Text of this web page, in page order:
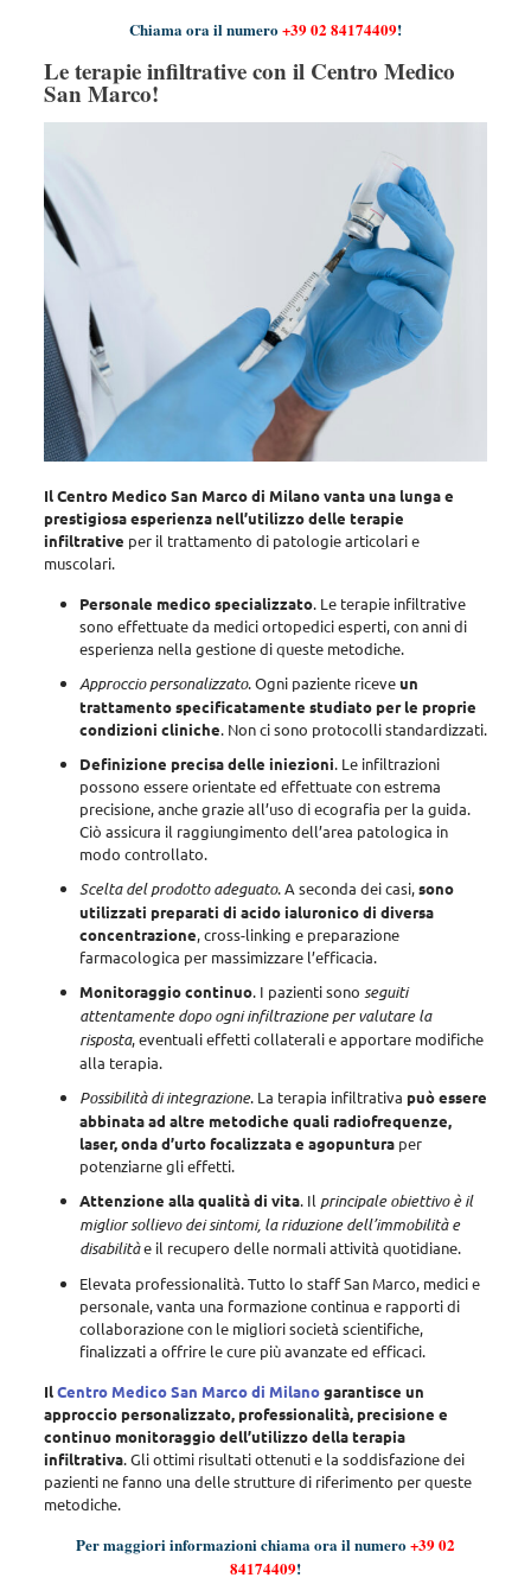
Chiama ora il numero+39 02 84174409!
Le terapie infiltrative con il Centro Medico
San Marco!
Il Centro Medico San Marco di Milano vanta una lunga e
prestigiosa esperienza nell’utilizzo delle terapie
infiltrative per il trattamento di patologie articolari e
muscolari.
Personale medico specializzato. Le terapie infiltrative
sono effettuate da medici ortopedici esperti, con anni di
esperienza nella gestione di queste metodiche.
Approccio personalizzato. Ogni paziente riceveun
trattamento specificatamente studiato per le proprie
condizioni cliniche. Non ci sono protocolli standardizzati.
Definizione precisa delle iniezioni. Le infiltrazioni
possono essere orientate ed effettuate con estrema
precisione, anche grazie all’uso di ecografia per la guida.
Ciò assicura il raggiungimento dell’area patologica in
modo controllato.
Scelta del prodotto adeguato. A seconda dei casi,sono
utilizzati preparati di acido ialuronico di diversa
concentrazione, cross-linking e preparazione
farmacologica per massimizzare l’efficacia.
Monitoraggio continuo. I pazienti sono seguiti
attentamente dopo ogni infiltrazione per valutare la
risposta, eventuali effetti collaterali e apportare modifiche
alla terapia.
Possibilità di integrazione. La terapia infiltrativa può essere
abbinata ad altre metodiche quali radiofrequenze,
laser, onda d’urto focalizzata e agopunturaper
potenziarne gli effetti.
Attenzione alla qualità di vita. Il principale obiettivo è il
miglior sollievo dei sintomi, la riduzione dell’immobilità e
disabilitàe il recupero delle normali attività quotidiane.
Elevata professionalità. Tutto lo staff San Marco, medici e
personale, vanta una formazione continua e rapporti di
collaborazione con le migliori società scientifiche,
finalizzati a offrire le cure più avanzate ed efficaci.
IlCentro Medico San Marco di Milanogarantisce un
approccio personalizzato, professionalità, precisione e
continuo monitoraggio dell’utilizzo della terapia
infiltrativa. Gli ottimi risultati ottenuti e la soddisfazione dei
pazienti ne fanno una delle strutture di riferimento per queste
metodiche.
Per maggiori informazioni chiama ora il numero+39 02
84174409!